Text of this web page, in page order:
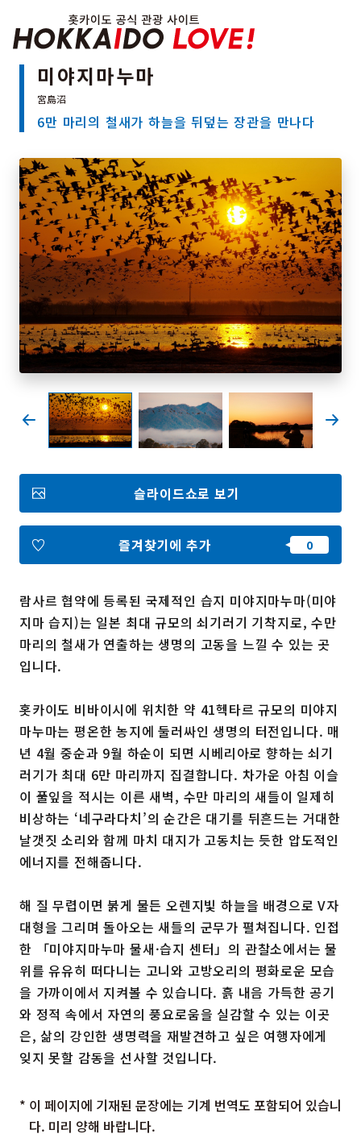
특집
이벤트
추천코스
지역 가이드
음식문화
예약
교통
홋카이도 둘러보기
여행 테마로 검색
빗속에서 만끽
7개의 국립공원
절경을 만나는 여행
기초지식
즐겨찾기
book gram ube gram book
포토갤러리
영상갤러리
이용 규약
링크
언어선택
미야지마누마
6만 마리의 철새가 하늘을 뒤덮는 장관을 만나다
람사르 협약에 등록된 국제적인 습지 미야지마누마(미야
지마 습지)는 일본 최대 규모의 쇠기러기 기착지로, 수만
마리의 철새가 연출하는 생명의 고동을 느낄 수 있는 곳
입니다.
홋카이도 비바이시에 위치한 약 41헥타르 규모의 미야지
마누마는 평온한 농지에 둘러싸인 생명의 터전입니다. 매
년 4월 중순과 9월 하순이 되면 시베리아로 향하는 쇠기
러기가 최대 6만 마리까지 집결합니다. 차가운 아침 이슬
이 풀잎을 적시는 이른 새벽, 수만 마리의 새들이 일제히
비상하는 ‘네구라다치’의 순간은 대기를 뒤흔드는 거대한
날갯짓 소리와 함께 마치 대지가 고동치는 듯한 압도적인
에너지를 전해줍니다.
해 질 무렵이면 붉게 물든 오렌지빛 하늘을 배경으로 V자
대형을 그리며 돌아오는 새들의 군무가 펼쳐집니다. 인접
한 「미야지마누마 물새·습지 센터」의 관찰소에서는 물
위를 유유히 떠다니는 고니와 고방오리의 평화로운 모습
을 가까이에서 지켜볼 수 있습니다. 흙 내음 가득한 공기
와 정적 속에서 자연의 풍요로움을 실감할 수 있는 이곳
은, 삶의 강인한 생명력을 재발견하고 싶은 여행자에게
잊지 못할 감동을 선사할 것입니다.
* 이 페이지에 기재된 문장에는 기계 번역도 포함되어 있습니
다. 미리 양해 바랍니다.
슬라이드쇼로 보기
즐겨찾기에 추가